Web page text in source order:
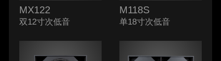
MX122
双12寸次低音
M118S
单18寸次低音